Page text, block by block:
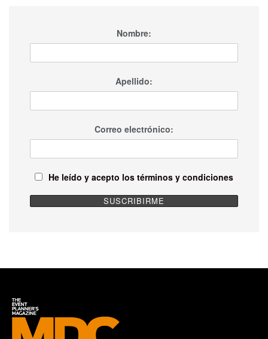
Nombre:
Apellido:
Correo electrónico:
He leído y acepto los términos y condiciones